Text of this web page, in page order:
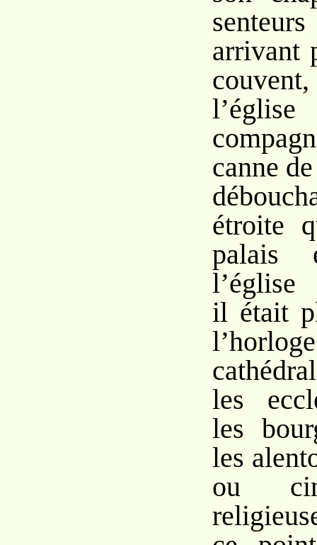
arrivant
canne
étroite
palais
l’église
il était
les
les
les
ou